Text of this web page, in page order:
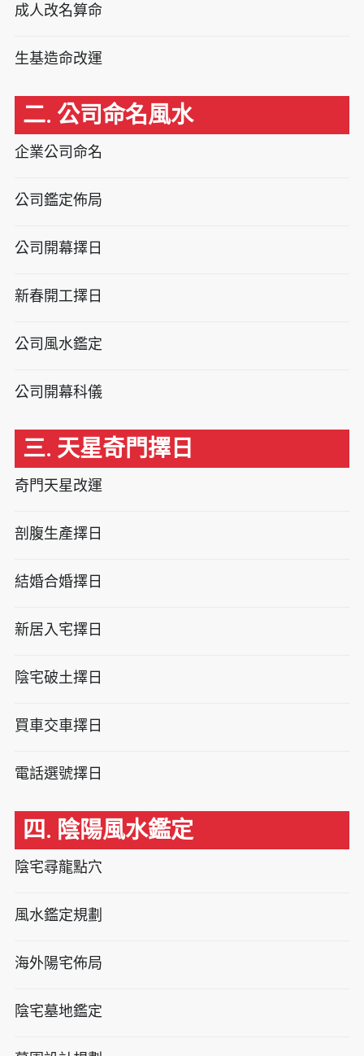
成人改名算命
生基造命改運
二. 公司命名風水
企業公司命名
公司鑑定佈局
公司開幕擇日
新春開工擇日
公司風水鑑定
公司開幕科儀
三. 天星奇門擇日
奇門天星改運
剖腹生產擇日
結婚合婚擇日
新居入宅擇日
陰宅破土擇日
買車交車擇日
電話選號擇日
四. 陰陽風水鑑定
陰宅尋龍點穴
風水鑑定規劃
海外陽宅佈局
陰宅墓地鑑定